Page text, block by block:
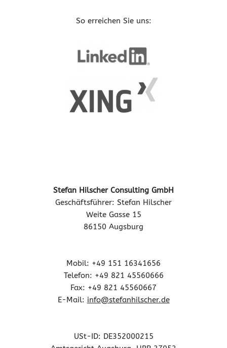
So erreichen Sie uns:
Stefan Hilscher Consulting GmbH
Geschäftsführer: Stefan Hilscher
Weite Gasse 15
86150 Augsburg
Mobil: +49 151 16341656
Telefon: +49 821 45560666
Fax: +49 821 45560667
E-Mail: info@stefanhilscher.de
USt-ID: DE352000215